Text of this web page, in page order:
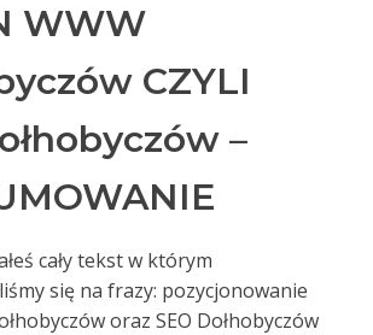
WWW
CZYLI
–
cały tekst w którym
się na frazy: pozycjonowanie
oraz SEO Dołhobyczów